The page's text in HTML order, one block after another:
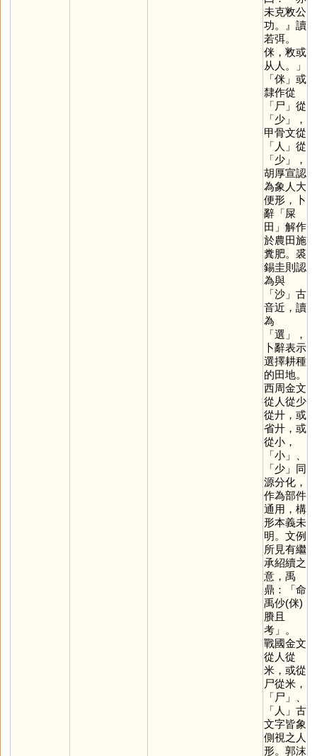
未克敉公
功。』讀
若弭。
侎，敉或
从人。」
「侎」或
隸作從
「尸 」從
「少」，
甲骨文從
「 人 」從
「少」，
胡厚宣認
為象人大
便形，卜
辭「屎
田」解作
於農田施
糞肥。裘
錫圭則認
為與
「沙」古
音近，讀
為
「選 」，
卜辭表示
選擇耕種
的田地。
西周金文
從人從少
從廾，或
省廾，或
從小，
「小」、
「少」同
源分化，
作為部件
通用，構
形本義未
明。文例
所見有繼
承紹續之
意，禹
鼎：「命
禹仯(侎)
賸且
考」。
戰國金文
從人從
米，或從
尸從米，
「尸 」、
「 人 」古
文字皆象
側視之人
形。郭沫